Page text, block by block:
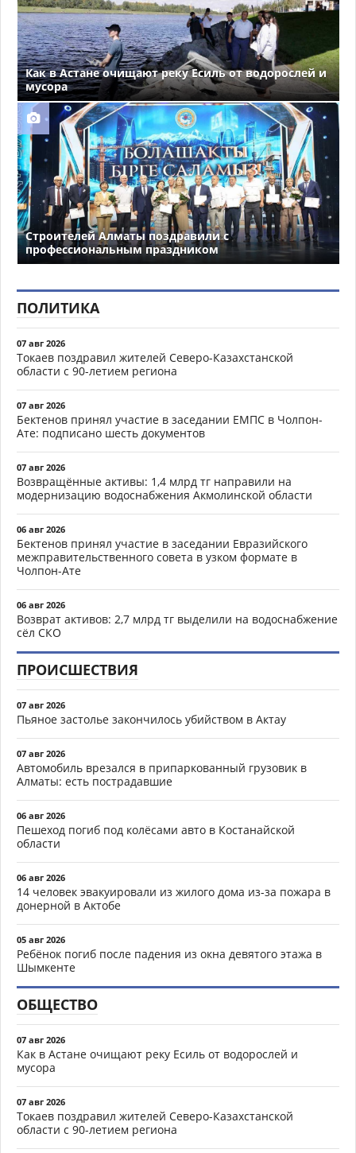
Как в Астане очищают реку Есиль от водорослей и
мусора
Строителей Алматы поздравили с
профессиональным праздником
ПОЛИТИКА
07 авг 2026
Токаев поздравил жителей Северо-Казахстанской
области с 90-летием региона
07 авг 2026
Бектенов принял участие в заседании ЕМПС в Чолпон-
Ате: подписано шесть документов
07 авг 2026
Возвращённые активы: 1,4 млрд тг направили на
модернизацию водоснабжения Акмолинской области
06 авг 2026
Бектенов принял участие в заседании Евразийского
межправительственного совета в узком формате в
Чолпон-Ате
06 авг 2026
Возврат активов: 2,7 млрд тг выделили на водоснабжение
сёл СКО
ПРОИСШЕСТВИЯ
07 авг 2026
Пьяное застолье закончилось убийством в Актау
07 авг 2026
Автомобиль врезался в припаркованный грузовик в
Алматы: есть пострадавшие
06 авг 2026
Пешеход погиб под колёсами авто в Костанайской
области
06 авг 2026
14 человек эвакуировали из жилого дома из-за пожара в
донерной в Актобе
05 авг 2026
Ребёнок погиб после падения из окна девятого этажа в
Шымкенте
ОБЩЕСТВО
07 авг 2026
Как в Астане очищают реку Есиль от водорослей и
мусора
07 авг 2026
Токаев поздравил жителей Северо-Казахстанской
области с 90-летием региона